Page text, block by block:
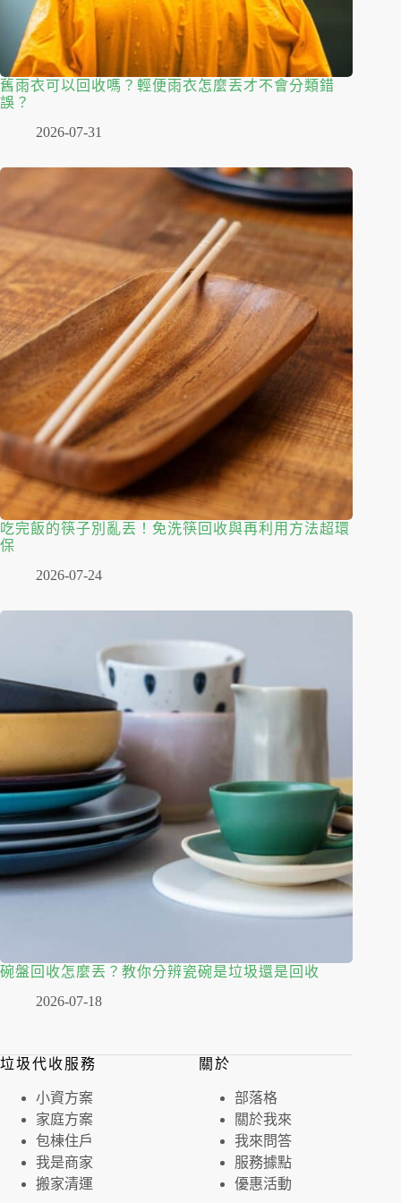
舊雨衣可以回收嗎？輕便雨衣怎麼丟才不會分類錯
誤？
2026-07-31
吃完飯的筷子別亂丟！免洗筷回收與再利用方法超環
保
2026-07-24
碗盤回收怎麼丟？教你分辨瓷碗是垃圾還是回收
2026-07-18
垃圾代收服務
⼩資⽅案
家庭⽅案
包棟住戶
我是商家
搬家清運
關於
部落格
關於我來
我來問答
服務據點
優惠活動